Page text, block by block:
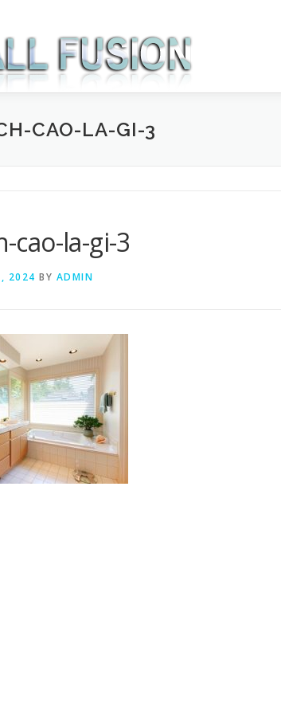
CAO-LA-GI-3
cao-la-gi-3
2024 BY ADMIN